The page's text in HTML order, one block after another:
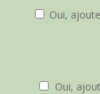
Oui,
Oui,